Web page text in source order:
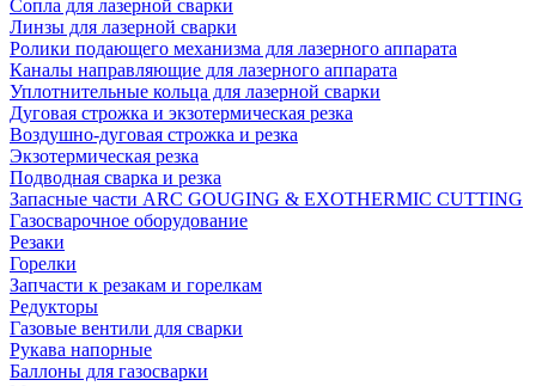
Сопла для лазерной сварки
Линзы для лазерной сварки
Ролики подающего механизма для лазерного аппарата
Каналы направляющие для лазерного аппарата
Уплотнительные кольца для лазерной сварки
Дуговая строжка и экзотермическая резка
Воздушно-дуговая строжка и резка
Экзотермическая резка
Подводная сварка и резка
Запасные части ARC GOUGING & EXOTHERMIC CUTTING
Газосварочное оборудование
Резаки
Горелки
Запчасти к резакам и горелкам
Редукторы
Газовые вентили для сварки
Рукава напорные
Баллоны для газосварки